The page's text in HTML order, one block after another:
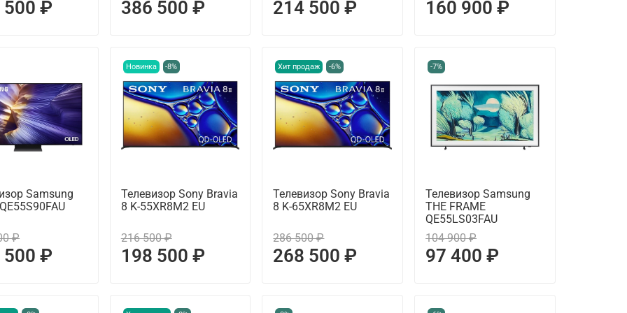
500 ₽ 386 500 ₽ 214 500 ₽ 160 900 ₽
Samsung
₽
500 ₽
Новинка -8%
Телевизор Sony Bravia
8 K-55XR8M2 EU
216 500 ₽
198 500 ₽
Хит продаж -6%
Телевизор Sony Bravia
8 K-65XR8M2 EU
286 500 ₽
268 500 ₽
-7%
Телевизор Samsung
THE FRAME
QE55LS03FAU
104 900 ₽
97 400 ₽